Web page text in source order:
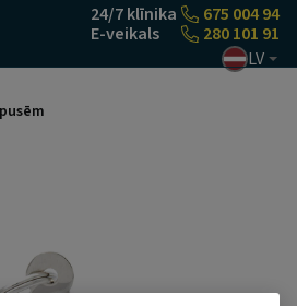
Pāriet uz saturu24/7 klīnika
675 004 94
E-veikals
280 101 91
LV